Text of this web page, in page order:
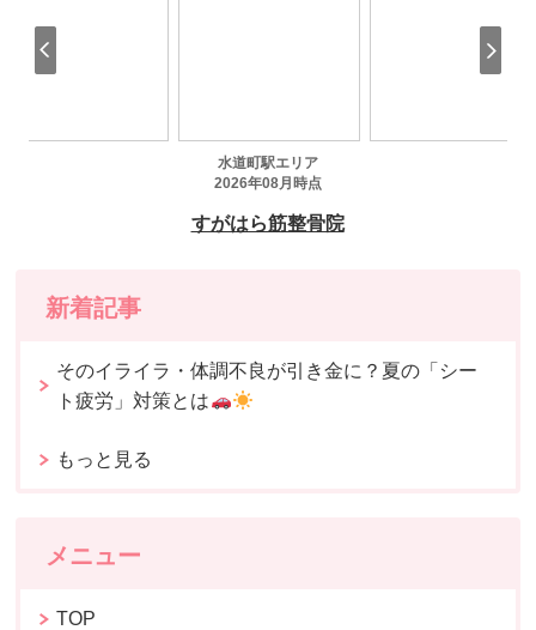
新着記事
そのイライラ・体調不良が引き金に？夏の「シー
ト疲労」対策とは
もっと見る
メニュー
TOP